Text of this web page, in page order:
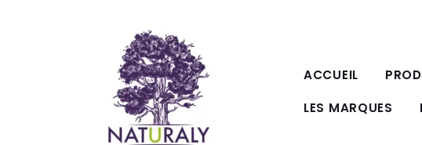
ACCUEIL
LES MARQUES